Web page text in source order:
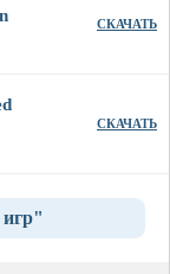
СКАЧАТЬ
СКАЧАТЬ